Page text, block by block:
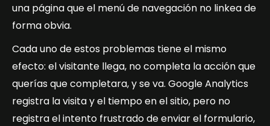
una página que el menú de navegación no linkea de
forma obvia.
Cada uno de estos problemas tiene el mismo
efecto: el visitante llega, no completa la acción que
querías que completara, y se va. Google Analytics
registra la visita y el tiempo en el sitio, pero no
registra el intento frustrado de enviar el formulario,